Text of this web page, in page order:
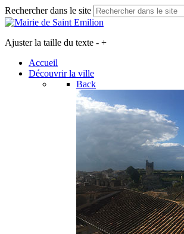
Rechercher dans le site
Ajuster la taille du texte - +
Accueil
Découvrir la ville
Back